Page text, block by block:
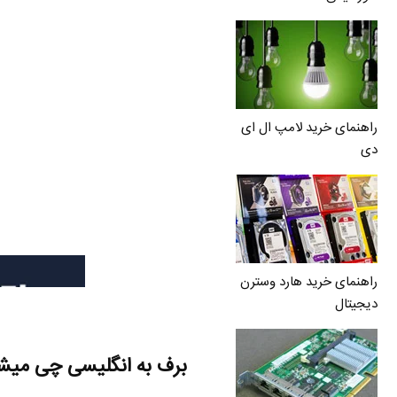
راهنمای خرید لامپ ال ای
دی
راهنمای خرید هارد وسترن
دیجیتال
برف به انگلیسی چی